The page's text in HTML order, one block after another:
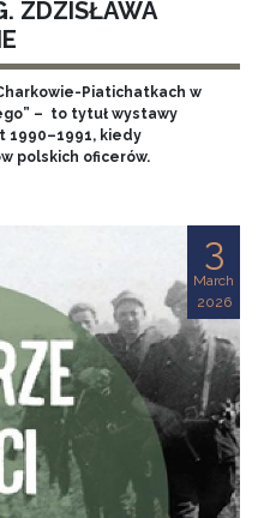
ZDZISŁAWA
Piatichatkach w
– to tytuł wystawy
1990–1991, kiedy
polskich oficerów.
3
March
2026